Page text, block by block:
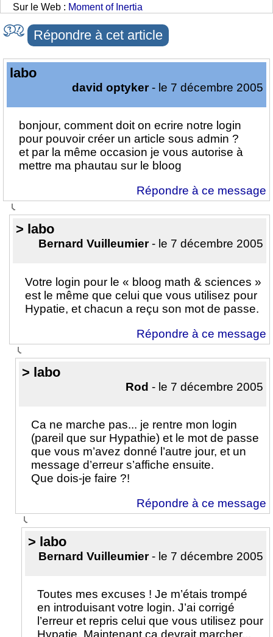
Sur le Web : Moment of Inertia
Répondre à cet article
labo
david optyker- le 7 décembre 2005
bonjour, comment doit on ecrire notre login
pour pouvoir créer un article sous admin ?
et par la même occasion je vous autorise à
mettre ma phautau sur le bloog
Répondre à ce message
> labo
Bernard Vuilleumier- le 7 décembre 2005
Votre login pour le « bloog math & sciences »
est le même que celui que vous utilisez pour
Hypatie, et chacun a reçu son mot de passe.
Répondre à ce message
> labo
Rod - le 7 décembre 2005
Ca ne marche pas... je rentre mon login
(pareil que sur Hypathie) et le mot de passe
que vous m’avez donné l’autre jour, et un
message d’erreur s’affiche ensuite.
Que dois-je faire ?!
Répondre à ce message
> labo
Bernard Vuilleumier- le 7 décembre 2005
Toutes mes excuses ! Je m’étais trompé
en introduisant votre login. J’ai corrigé
l’erreur et repris celui que vous utilisez pour
Hypatie, Maintenant ça devrait marcher...